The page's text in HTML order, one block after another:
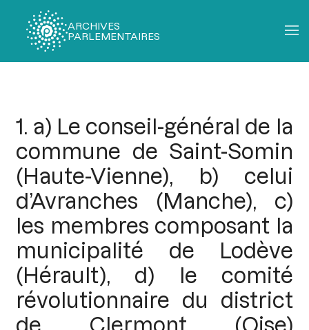
ARCHIVES
PARLEMENTAIRES
1. a) Le conseil-général de la
commune de Saint-Somin
(Haute-Vienne), b) celui
d’Avranches (Manche), c)
les membres composant la
municipalité de Lodève
(Hérault), d) le comité
révolutionnaire du district
de Clermont (Oise)